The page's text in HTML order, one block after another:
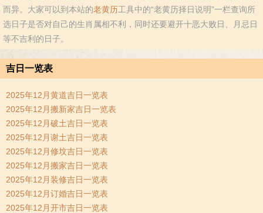
而异。大家可以到本站的老黄历工具中的“老黄历择日说明”一栏查询所
选日子是否对自己的生肖属相不利，同时还要避开十恶大败日、月忌日
等不吉利的日子。
吉日一览表
2025年12月黄道吉日一览表
2025年12月搬新家吉日一览表
2025年12月破土吉日一览表
2025年12月谢土吉日一览表
2025年12月修坟吉日一览表
2025年12月搬家吉日一览表
2025年12月装修吉日一览表
2025年12月订婚吉日一览表
2025年12月开市吉日一览表